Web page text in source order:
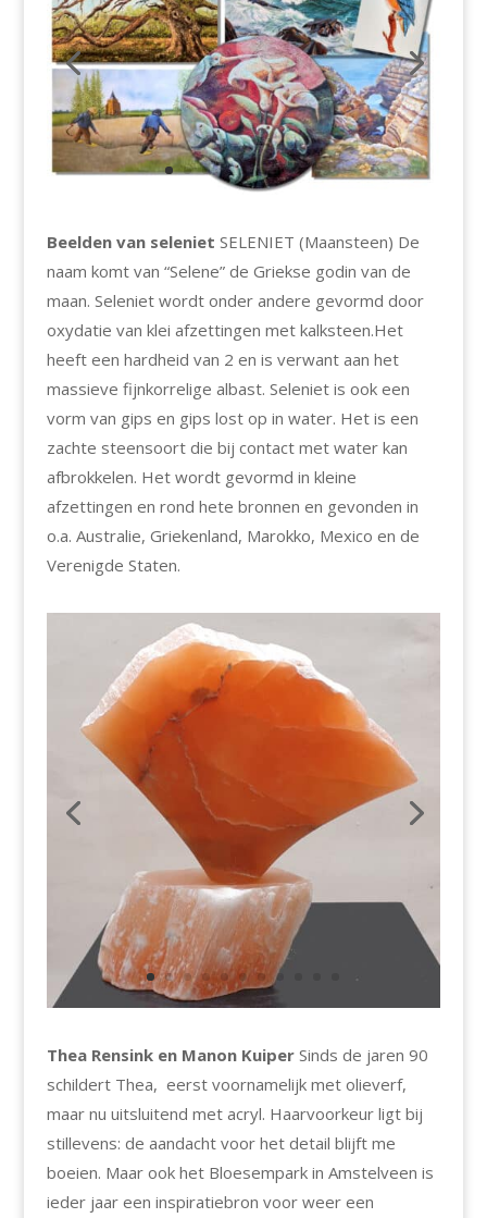
Beelden van seleniet SELENIET (Maansteen) De
naam komt van “Selene” de Griekse godin van de
maan. Seleniet wordt onder andere gevormd door
oxydatie van klei afzettingen met kalksteen.Het
heeft een hardheid van 2 en is verwant aan het
massieve fijnkorrelige albast. Seleniet is ook een
vorm van gips en gips lost op in water. Het is een
zachte steensoort die bij contact met water kan
afbrokkelen. Het wordt gevormd in kleine
afzettingen en rond hete bronnen en gevonden in
o.a. Australie, Griekenland, Marokko, Mexico en de
Verenigde Staten.
Thea Rensink en Manon KuiperSinds de jaren 90
schildert Thea, eerst voornamelijk met olieverf,
maar nu uitsluitend met acryl. Haarvoorkeur ligt bij
stillevens: de aandacht voor het detail blijft me
boeien. Maar ook het Bloesempark in Amstelveen is
ieder jaar een inspiratiebron voor weer een